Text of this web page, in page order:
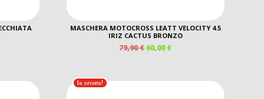
MASCHERA MOTOCROSS LEATT VELOCITY 4.5
IRIZ CACTUS BRONZO
79,90€ IL
60,00€IL
In offerta!